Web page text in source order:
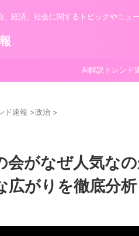
、経済、社会に関するトピックやニュ
AI解説トレンド
ド速報 >政治 >
会がなぜ人気な
広がりを徹底分析